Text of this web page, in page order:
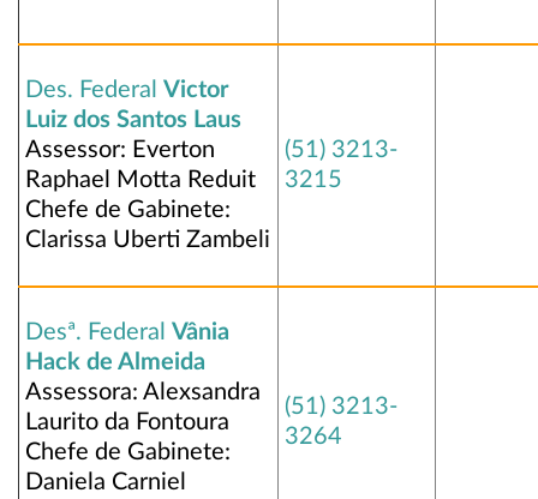
Des. Federal Victor
Luiz dos Santos Laus
Assessor: Everton
Raphael Motta Reduit
Chefe de Gabinete:
Clarissa Uberti Zambeli
(51) 3213-
3215
Desª. Federal Vânia
Hack de Almeida
Assessora: Alexsandra
Laurito da Fontoura
Chefe de Gabinete:
Daniela Carniel
(51) 3213-
3264